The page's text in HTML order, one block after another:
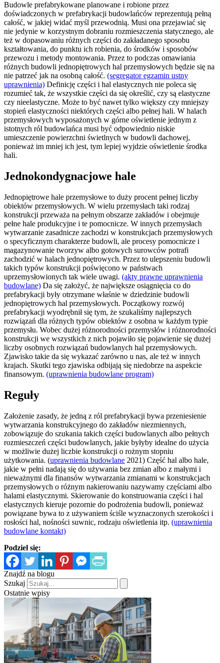
Budowle prefabrykowane planowane i robione przez
doświadczonych w prefabrykacji budowlańców reprezentują pełną
całość, w jakiej widać myśl przewodnią. Musi ona przejawiać się
nie jedynie w korzystnym dobraniu rozmieszczenia statycznego, ale
też w dopasowaniu różnych części do zakładanego sposobu
kształtowania, do punktu ich robienia, do środków i sposobów
przewozu i metody montowania. Przez to podczas omawiania
różnych budowli jednopiętrowych hal przemysłowych będzie się na
nie patrzeć jak na osobną całość. (segregator egzamin ustny
uprawnienia) Definicję części i hal elastycznych nie poleca się
rozumieć tak, że wszystkie części da się określić, czy są elastyczne
czy nieelastyczne. Może to być nawet tylko większy czy mniejszy
stopień elastyczności niektórych części albo pełnej hali. W halach
przemysłowych wyposażonych w górne oświetlenie jednym z
istotnych ról budowlańca musi być odpowiednio niskie
umieszczenie powierzchni świetlnych w budowli dachowej,
ponieważ im mniej ich jest, tym lepiej wyjdzie oświetlenie środka
hali.
Jednokondygnacjowe hale
Jednopiętrowe hale przemysłowe to duży procent pełnej liczby
obiektów przemysłowych. W wielu przemysłach taki rodzaj
konstrukcji przeważa na pełnym obszarze zakładów i obejmuje
pełne hale produkcyjne i te pomocnicze. W innych przemysłach
wytwarzanie zasadnicze zachodzi w konstrukcjach przemysłowych
o specyficznym charakterze budowli, ale procesy pomocnicze i
magazynowanie tworzyw albo gotowych surowców potrafi
zachodzić w halach jednopiętrowych. Przez to ulepszeniu budowli
takich typów konstrukcji poświęcono w państwach
uprzemysłowionych tak wiele uwagi. (akty prawne uprawnienia
budowlane) Da się założyć, że największe osiągnięcia co do
prefabrykacji były otrzymane właśnie w dziedzinie budowli
jednopiętrowych hal przemysłowych. Początkowy rozwój
prefabrykacji wyodrębnił się tym, że szukaliśmy najlepszych
rozwiązań dla różnych typów obiektów z osobna w każdym typie
przemysłu. Wobec dużej różnorodności przemysłów i różnorodności
konstrukcji we wszystkich z nich pojawiło się pojawienie się dużej
liczby osobnych rozwiązań budowlanych hal przemysłowych.
Zjawisko takie da się wykazać zarówno u nas, ale też w innych
krajach. Skutki tego zjawiska odbijają się niedobrze na aspekcie
finansowym. (uprawnienia budowlane program)
Reguły
Założenie zasady, że jedną z ról prefabrykacji bywa przeniesienie
wytwarzania konstrukcyjnego do zakładów niezmiennych,
zobowiązuje do szukania takich części budowlanych albo pełnych
rozmieszczeń części budowlanych, jakie byłyby idealne do użycia
w możliwie dużej liczbie konstrukcji o rożnym stopniu
użytkowania. (uprawnienia budowlane 2021) Część hal albo hale,
jakie w pełni nadają się do używania bez zmian albo z małymi i
nieważnymi dla finansów wytwarzania zmianami w konstrukcjach
przemysłowych o różnym nakierowaniu nazywamy częściami albo
halami elastycznymi. Skierowanie do konstruowania części i hal
elastycznych kieruje pozornie do podrożenia budowli, ponieważ
powiązane bywa to z używaniem ściśle wyznaczonych szerokości i
rosłości hal, nośności suwnic, rodzaju oświetlenia itp. (uprawnienia
budowlane kontakt)
Podziel się:
Znajdź na blogu
Szukaj
Ostatnie wpisy